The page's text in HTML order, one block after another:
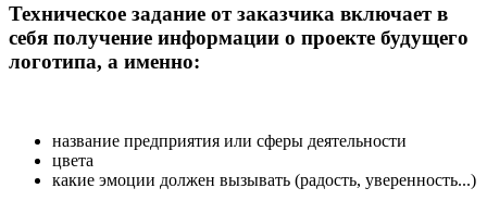
Техническое задание от заказчика включает в
себя получение информации о проекте будущего
логотипа, а именно:
название предприятия или сферы деятельности
цвета
какие эмоции должен вызывать (радость, уверенность...)